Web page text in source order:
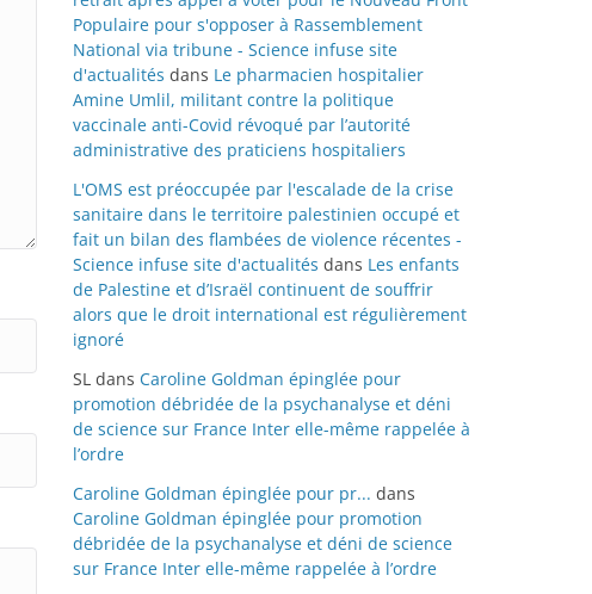
Populaire pour s'opposer à Rassemblement
National via tribune - Science infuse site
d'actualités dans Le pharmacien hospitalier
Amine Umlil, militant contre la politique
vaccinale anti-Covid révoqué par l’autorité
administrative des praticiens hospitaliers
L'OMS est préoccupée par l'escalade de la crise
sanitaire dans le territoire palestinien occupé et
fait un bilan des flambées de violence récentes -
Science infuse site d'actualités dans Les enfants
de Palestine et d’Israël continuent de souffrir
alors que le droit international est régulièrement
ignoré
SL dans Caroline Goldman épinglée pour
promotion débridée de la psychanalyse et déni
de science sur France Inter elle-même rappelée à
l’ordre
Caroline Goldman épinglée pour pr... dans
Caroline Goldman épinglée pour promotion
débridée de la psychanalyse et déni de science
sur France Inter elle-même rappelée à l’ordre